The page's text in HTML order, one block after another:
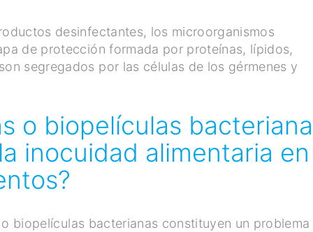
desinfectantes, los microorganismos
de protección formada por proteínas, lípidos,
segregados por las células de los gérmenes y
o biopelículas
inocuidad alimentaria en
biopelículas bacterianas constituyen un problema